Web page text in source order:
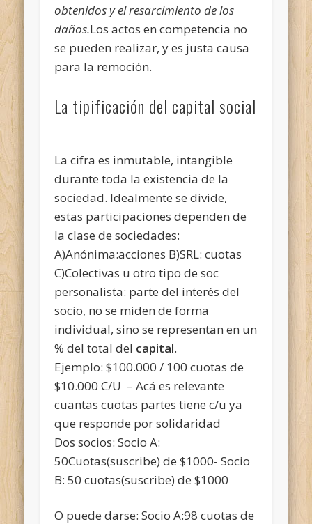
obtenidos y el resarcimiento de los
daños.Los actos en competencia no
se pueden realizar, y es justa causa
para la remoción.
La tipificación del capital social
La cifra es inmutable, intangible
durante toda la existencia de la
sociedad. Idealmente se divide,
estas participaciones dependen de
la clase de sociedades:
A)Anónima:acciones B)SRL: cuotas
C)Colectivas u otro tipo de soc
personalista: parte del interés del
socio, no se miden de forma
individual, sino se representan en un
% del total del capital.
Ejemplo: $100.000 / 100 cuotas de
$10.000 C/U – Acá es relevante
cuantas cuotas partes tiene c/u ya
que responde por solidaridad
Dos socios: Socio A:
50Cuotas(suscribe) de $1000- Socio
B: 50 cuotas(suscribe) de $1000
O puede darse: Socio A:98 cuotas de